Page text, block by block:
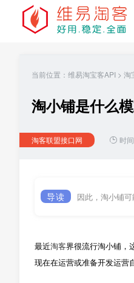
当前位置： 维易淘宝客API > 淘
淘小铺是什么
淘客联盟接口网 时
导读 因此，淘小铺
最近淘客界很流行淘小铺，
现在在运营或准备开发运营